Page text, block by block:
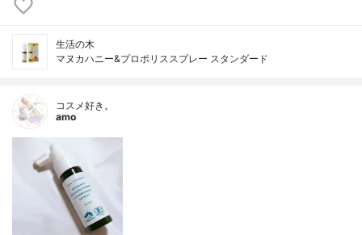
生活の木
マヌカハニー&プロポリススプレー スタンダード
コスメ好き。
amo